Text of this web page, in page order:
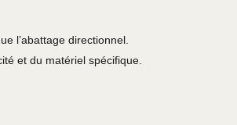
l’abattage directionnel.
et du matériel spécifique.